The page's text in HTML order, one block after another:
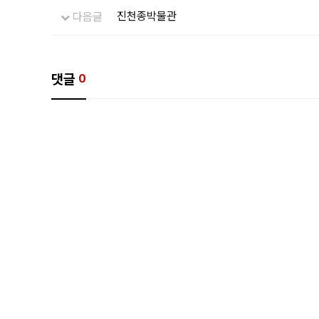
다음글 진천종박물관
댓글 0